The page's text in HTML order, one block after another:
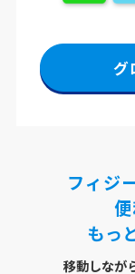
グ
フィジ
もっ
移動しなが